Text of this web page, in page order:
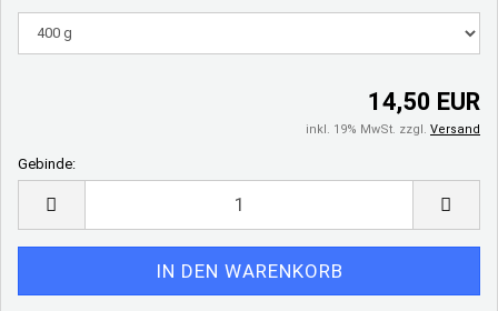
14,50 EUR
inkl. 19% MwSt. zzgl. Versand
Gebinde: